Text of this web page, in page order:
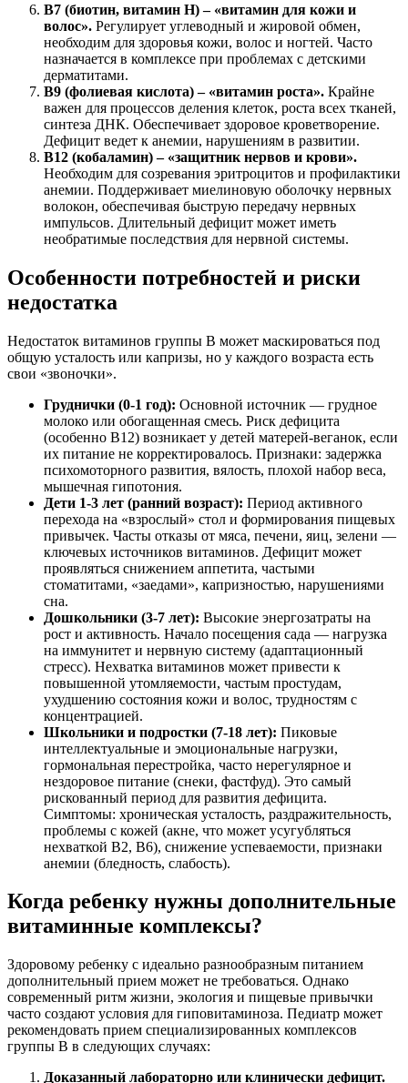
B7 (биотин, витамин H) – «витамин для кожи и
волос». Регулирует углеводный и жировой обмен,
необходим для здоровья кожи, волос и ногтей. Часто
назначается в комплексе при проблемах с детскими
дерматитами.
B9 (фолиевая кислота) – «витамин роста». Крайне
важен для процессов деления клеток, роста всех тканей,
синтеза ДНК. Обеспечивает здоровое кроветворение.
Дефицит ведет к анемии, нарушениям в развитии.
B12 (кобаламин) – «защитник нервов и крови».
Необходим для созревания эритроцитов и профилактики
анемии. Поддерживает миелиновую оболочку нервных
волокон, обеспечивая быструю передачу нервных
импульсов. Длительный дефицит может иметь
необратимые последствия для нервной системы.
Особенности потребностей и риски
недостатка
Недостаток витаминов группы B может маскироваться под
общую усталость или капризы, но у каждого возраста есть
свои «звоночки».
Груднички (0-1 год): Основной источник — грудное
молоко или обогащенная смесь. Риск дефицита
(особенно B12) возникает у детей матерей-веганок, если
их питание не корректировалось. Признаки: задержка
психомоторного развития, вялость, плохой набор веса,
мышечная гипотония.
Дети 1-3 лет (ранний возраст): Период активного
перехода на «взрослый» стол и формирования пищевых
привычек. Часты отказы от мяса, печени, яиц, зелени —
ключевых источников витаминов. Дефицит может
проявляться снижением аппетита, частыми
стоматитами, «заедами», капризностью, нарушениями
сна.
Дошкольники (3-7 лет): Высокие энергозатраты на
рост и активность. Начало посещения сада — нагрузка
на иммунитет и нервную систему (адаптационный
стресс). Нехватка витаминов может привести к
повышенной утомляемости, частым простудам,
ухудшению состояния кожи и волос, трудностям с
концентрацией.
Школьники и подростки (7-18 лет): Пиковые
интеллектуальные и эмоциональные нагрузки,
гормональная перестройка, часто нерегулярное и
нездоровое питание (снеки, фастфуд). Это самый
рискованный период для развития дефицита.
Симптомы: хроническая усталость, раздражительность,
проблемы с кожей (акне, что может усугубляться
нехваткой B2, B6), снижение успеваемости, признаки
анемии (бледность, слабость).
Когда ребенку нужны дополнительные
витаминные комплексы?
Здоровому ребенку с идеально разнообразным питанием
дополнительный прием может не требоваться. Однако
современный ритм жизни, экология и пищевые привычки
часто создают условия для гиповитаминоза. Педиатр может
рекомендовать прием специализированных комплексов
группы B в следующих случаях:
Доказанный лабораторно или клинически дефицит.